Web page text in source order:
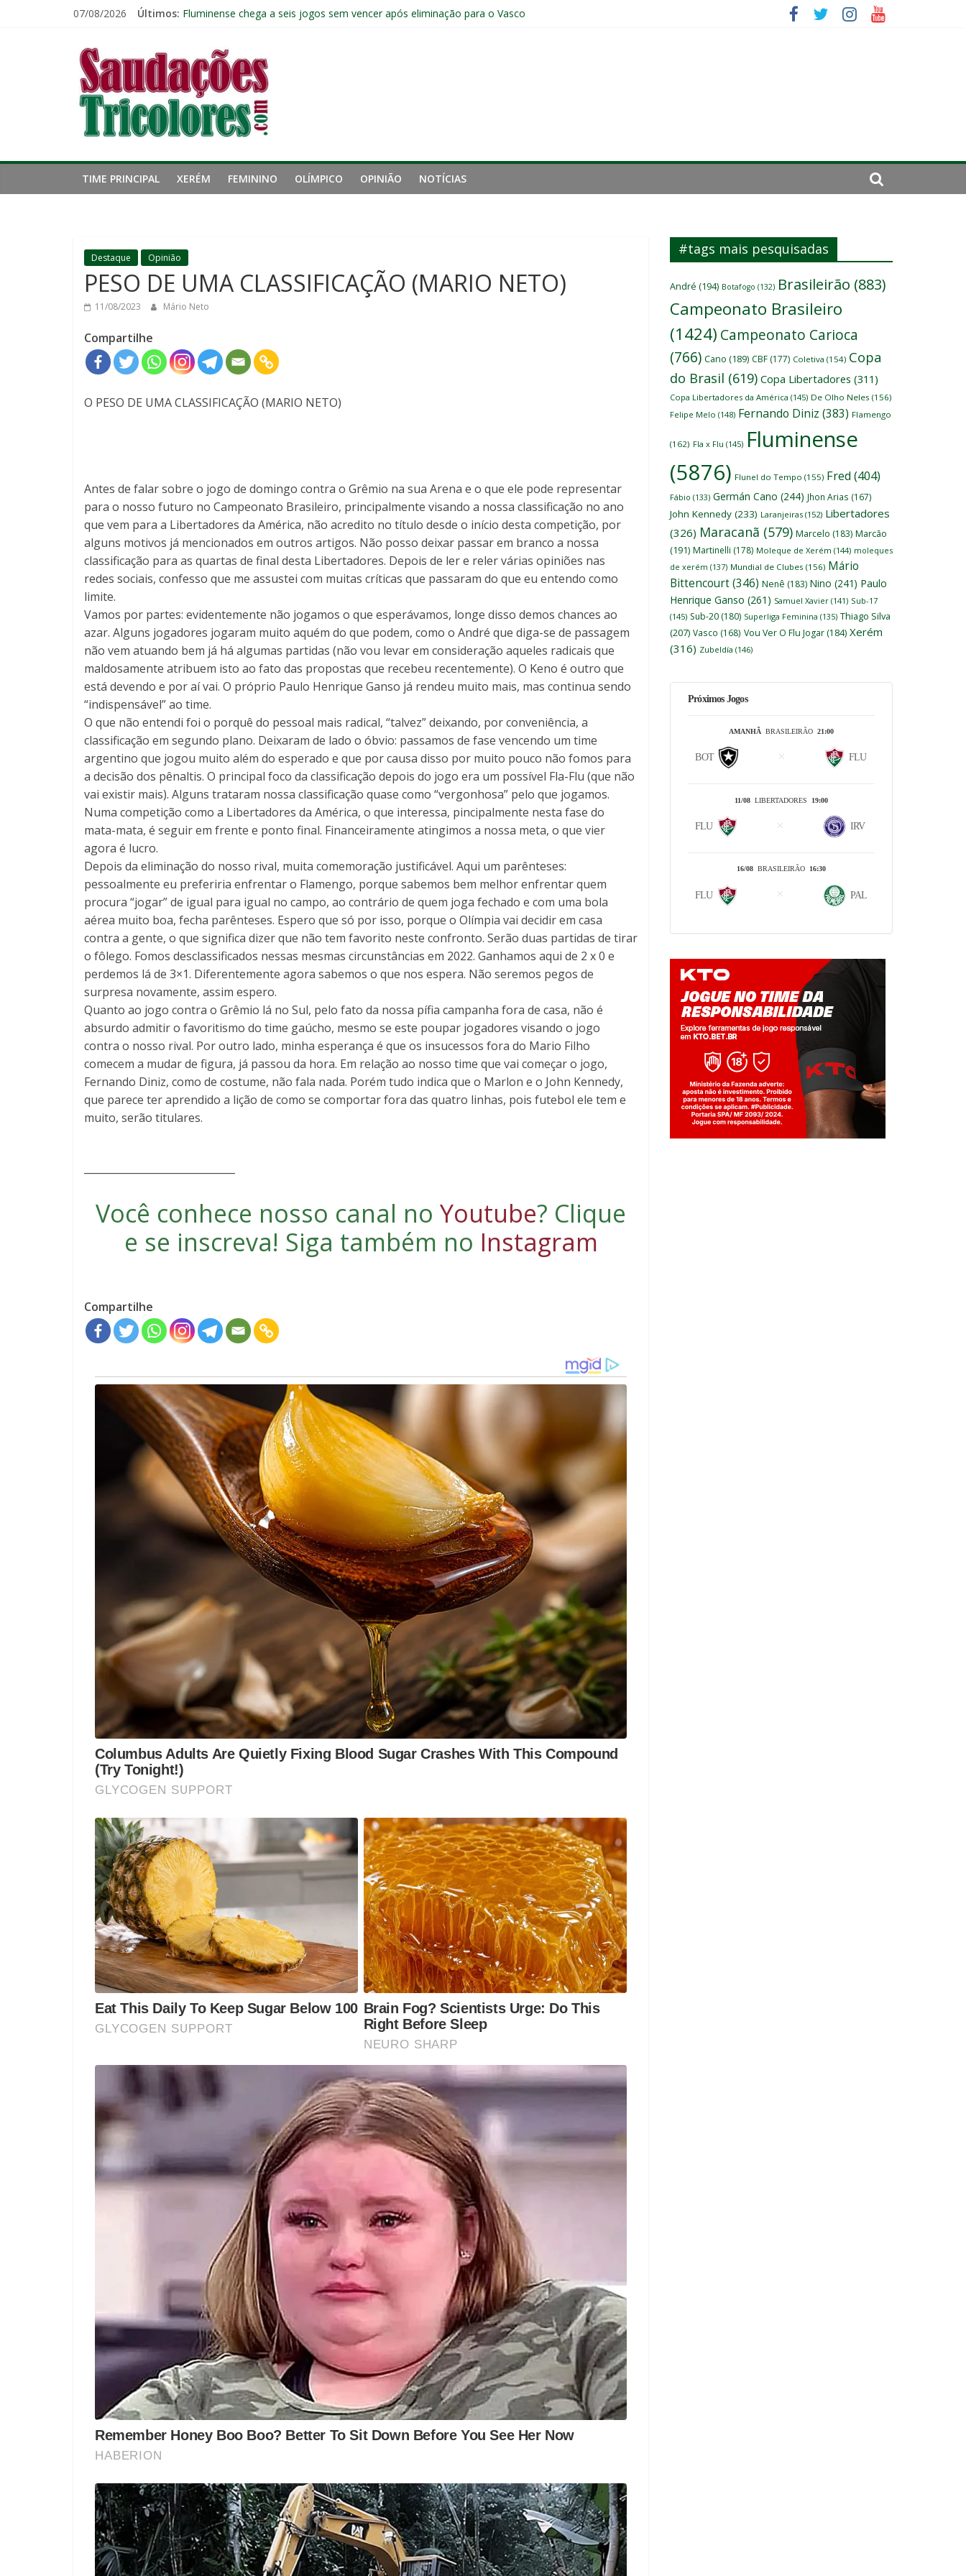
07/08/2026 Últimos: Fluminense chega a seis jogos sem vencer após eliminação para o Vasco
Eliminação para o Vasco amplia jejum do Fluminense para seis jogos, a pior sequência desde a crise de 2024
Reféns da própria inércia: A manutenção de Zubeldía e o risco de jogar o ano do Flu no lixo
Saudações
Tricolores
TIME PRINCIPAL XERÉM FEMININO OLÍMPICO OPINIÃO NOTÍCIAS
Destaque Opinião
PESO DE UMA CLASSIFICAÇÃO (MARIO NETO)
11/08/2023 Mário Neto
Compartilhe
O PESO DE UMA CLASSIFICAÇÃO (MARIO NETO)
Antes de falar sobre o jogo de domingo contra o Grêmio na sua Arena e o que ele pode representar
para o nosso futuro no Campeonato Brasileiro, principalmente visando a nossa classificação no ano
que vem para a Libertadores da América, não acredito no título desde o início desta competição, por
alguns motivos já mencionados em outros artigos. Não posso deixar passar em branco a nossa
classificação para as quartas de final desta Libertadores. Depois de ler e reler várias opiniões nas
redes sociais, confesso que me assustei com muitas críticas que passaram do que eu entendo como
limite.
Vamos por partes: evidentemente não jogamos o que esperávamos, longe disso demos chances ao
azar. Alguns jogadores jogaram muito aquém do que podem, como o André que diga-se de passagem
não vem atuando bem já há algumas partidas (não vou levar em consideração aqueles radicais que
maldosamente atribuem isto ao fato das propostas que recebeu recentemente). O Keno é outro que
está devendo e por aí vai. O próprio Paulo Henrique Ganso já rendeu muito mais, mas continua sendo
“indispensável” ao time.
O que não entendi foi o porquê do pessoal mais radical, “talvez” deixando, por conveniência, a
classificação em segundo plano. Deixaram de lado o óbvio: passamos de fase vencendo um time
argentino que jogou muito além do esperado e que por causa disso por muito pouco não fomos para
a decisão dos pênaltis. O principal foco da classificação depois do jogo era um possível Fla-Flu (que não
vai existir mais). Alguns trataram nossa classificação quase como “vergonhosa” pelo que jogamos.
Numa competição como a Libertadores da América, o que interessa, pincipalmente nesta fase do
mata-mata, é seguir em frente e ponto final. Financeiramente atingimos a nossa meta, o que vier
agora é lucro.
Depois da eliminação do nosso rival, muita comemoração justificável. Aqui um parênteses:
pessoalmente eu preferiria enfrentar o Flamengo, porque sabemos bem melhor enfrentar quem
procura “jogar” de igual para igual no campo, ao contrário de quem joga fechado e com uma bola
aérea muito boa, fecha parênteses. Espero que só por isso, porque o Olímpia vai decidir em casa
contra a gente, o que significa dizer que não tem favorito neste confronto. Serão duas partidas de tirar
o fôlego. Fomos desclassificados nessas mesmas circunstâncias em 2022. Ganhamos aqui de 2 x 0 e
perdemos lá de 3×1. Diferentemente agora sabemos o que nos espera. Não seremos pegos de
surpresa novamente, assim espero.
Quanto ao jogo contra o Grêmio lá no Sul, pelo fato da nossa pífia campanha fora de casa, não é
absurdo admitir o favoritismo do time gaúcho, mesmo se este poupar jogadores visando o jogo
contra o nosso rival. Por outro lado, minha esperança é que os insucessos fora do Mario Filho
comecem a mudar de figura, já passou da hora. Em relação ao nosso time que vai começar o jogo,
Fernando Diniz, como de costume, não fala nada. Porém tudo indica que o Marlon e o John Kennedy,
que parece ter aprendido a lição de como se comportar fora das quatro linhas, pois futebol ele tem e
muito, serão titulares.
Você conhece nosso canal no Youtube? Clique
e se inscreva! Siga também no Instagram
Compartilhe
#tags mais pesquisadas
André (194) Botafogo (132) Brasileirão (883)
Campeonato Brasileiro
(1424) Campeonato Carioca
(766) Cano (189) CBF (177) Coletiva (154) Copa
do Brasil (619) Copa Libertadores (311)
Copa Libertadores da América (145) De Olho Neles (156)
Felipe Melo (148) Fernando Diniz (383) Flamengo
(162) Fla x Flu (145) Fluminense
(5876) Flunel do Tempo (155) Fred (404)
Fábio (133) Germán Cano (244) Jhon Arias (167)
John Kennedy (233) Laranjeiras (152) Libertadores
(326) Maracanã (579) Marcelo (183) Marcão
(191) Martinelli (178) Moleque de Xerém (144) moleques
de xerém (137) Mundial de Clubes (156) Mário
Bittencourt(346) Nenê (183) Nino (241) Paulo
Henrique Ganso (261) Samuel Xavier (141) Sub-17
(145) Sub-20 (180) Superliga Feminina (135) Thiago Silva
(207) Vasco (168) Vou Ver O Flu Jogar (184) Xerém
(316) Zubeldía (146)
Próximos Jogos
AMANHÃ BRASILEIRÃO 21:00
BOT FLU
11/08 LIBERTADORES 19:00
FLU IRV
16/08 BRASILEIRÃO 16:30
FLU PAL
Jogue com responsabilidade. 18+